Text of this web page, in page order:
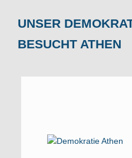
UNSER
BESUCHT ATHEN